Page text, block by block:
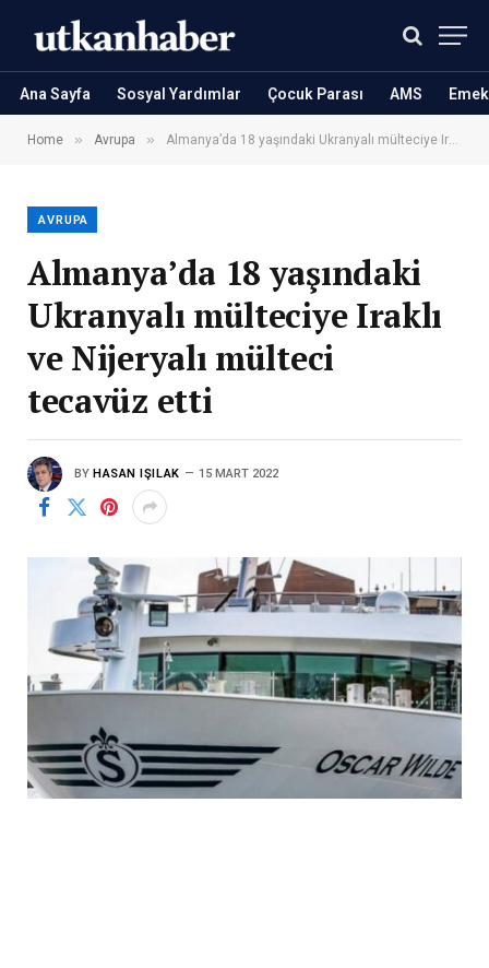
Ana Sayfa Sosyal Yardımlar Çocuk Parası AMS
Home » Avrupa » Almanya’da 18 yaşındaki Ukranyalı mülteciye Iraklı ve Nijeryalı mülteci tecavüz etti
AVRUPA
Almanya’da 18 yaşındaki
Ukranyalı mülteciye Iraklı
ve Nijeryalı mülteci
tecavüz etti
BY HASAN IŞILAK 15 MART 2022